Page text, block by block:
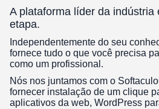
A plataforma líder da indústria
etapa.
Independentemente do seu
fornece tudo o que você precisa
como um profissional.
Nós nos juntamos com o
fornecer instalação de um clique
aplicativos da web, WordPress